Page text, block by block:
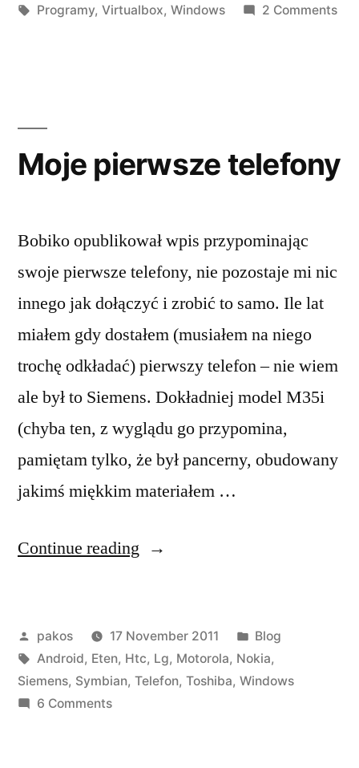
by
in
Tags:
Programy, Virtualbox, Windows 2 Commentson
Moje pierwsze telefony
Bobiko opublikował wpis przypominając
swoje pierwsze telefony, nie pozostaje mi nic
innego jak dołączyć i zrobić to samo. Ile lat
miałem gdy dostałem (musiałem na niego
trochę odkładać) pierwszy telefon – nie wiem
ale był to Siemens. Dokładniej model M35i
(chyba ten, z wyglądu go przypomina,
pamiętam tylko, że był pancerny, obudowany
jakimś miękkim materiałem …
Continue reading “Moje
Posted
by
pakos 17 November 2011
Posted
in
Blog
Tags:
Android, Eten, Htc, Lg, Motorola, Nokia,
Siemens, Symbian, Telefon, Toshiba, Windows
6 Commentson